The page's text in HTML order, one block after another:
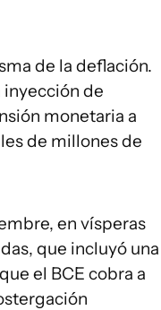
de la deflación.
inyección de
monetaria a
de millones de
en vísperas
que incluyó una
el BCE cobra a